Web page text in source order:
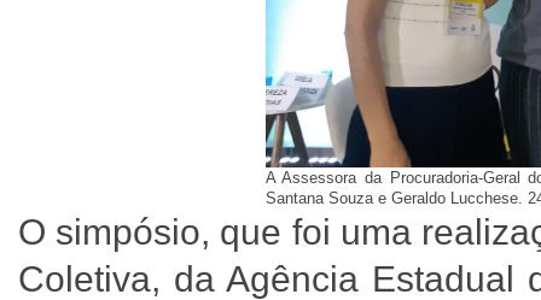
A Assessora da Procuradoria-Geral
Santana Souza e Geraldo Lucchese.
O simpósio, que foi uma
Coletiva, da Agência Estadual